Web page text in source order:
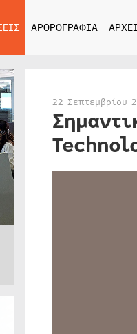
ΑΡΘΡΟΓΡΑΦΙΑ
22 Σεπτεμβρίου